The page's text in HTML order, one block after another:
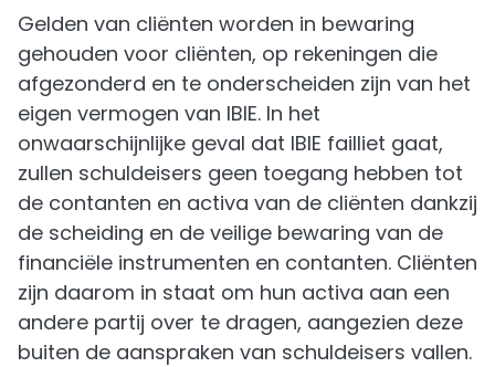
Gelden van cliënten worden in bewaring
gehouden voor cliënten, op rekeningen die
afgezonderd en te onderscheiden zijn van het
eigen vermogen van IBIE. In het
onwaarschijnlijke geval dat IBIE failliet gaat,
zullen schuldeisers geen toegang hebben tot
de contanten en activa van de cliënten dankzij
de scheiding en de veilige bewaring van de
financiële instrumenten en contanten. Cliënten
zijn daarom in staat om hun activa aan een
andere partij over te dragen, aangezien deze
buiten de aanspraken van schuldeisers vallen.